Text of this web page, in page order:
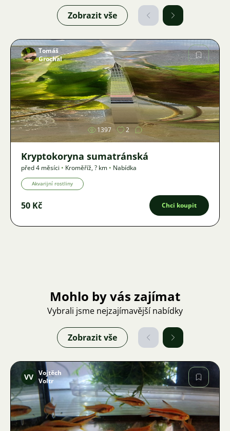
Zobrazit vše
Obrázek
Tomáš
Grochal
1397 2
Kryptokoryna sumatránská
před 4 měsíci • Kroměříž,? km • Nabídka
Akvarijní rostliny
50 Kč Chci koupit
Mohlo by vás zajímat
Vybrali jsme nejzajímavější nabídky
Zobrazit vše
Obrázek
VV Vojtěch
Voltr